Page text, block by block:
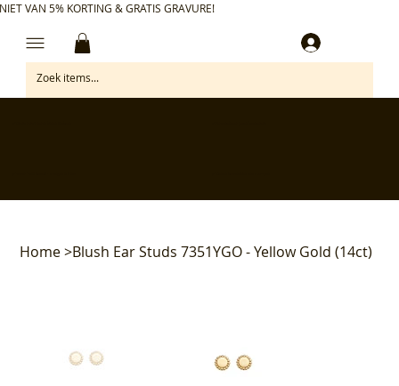
VAN 5% KORTING & GRATIS GRAVURE!
Home>Blush Ear Studs 7351YGO - Yellow Gold (14ct)